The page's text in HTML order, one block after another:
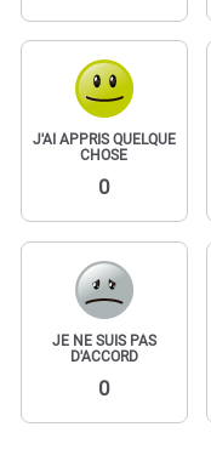
J'AI APPRIS QUELQUE
CHOSE
0
JE NE SUIS PAS
D'ACCORD
0